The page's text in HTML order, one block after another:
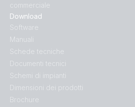
Download
Software
Manuali
Schede tecniche
Documenti tecnici
Schemi di impianti
Dimensioni dei prodotti
Brochure
commerciale